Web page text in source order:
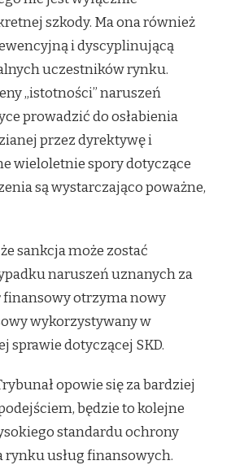
szkody. Ma ona również
i dyscyplinującą
uczestników rynku.
„istotności” naruszeń
prowadzić do osłabienia
przez dyrektywę i
wieloletnie spory dotyczące
są wystarczająco poważne,
sankcja może zostać
naruszeń uznanych za
finansowy otrzyma nowy
wykorzystywany w
sprawie dotyczącej SKD.
opowie się za bardziej
będzie to kolejne
standardu ochrony
usług finansowych.